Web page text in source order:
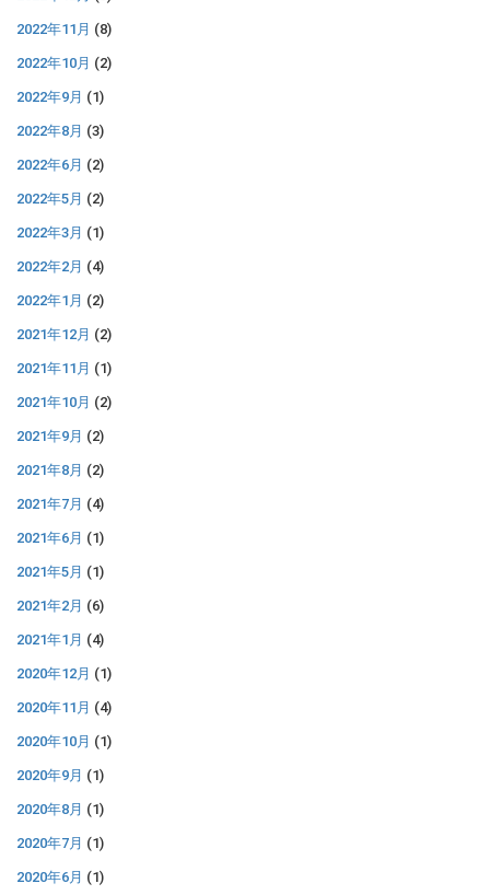
2022年11月 (8)
2022年10月 (2)
2022年9月 (1)
2022年8月 (3)
2022年6月 (2)
2022年5月 (2)
2022年3月 (1)
2022年2月 (4)
2022年1月 (2)
2021年12月 (2)
2021年11月 (1)
2021年10月 (2)
2021年9月 (2)
2021年8月 (2)
2021年7月 (4)
2021年6月 (1)
2021年5月 (1)
2021年2月 (6)
2021年1月 (4)
2020年12月 (1)
2020年11月 (4)
2020年10月 (1)
2020年9月 (1)
2020年8月 (1)
2020年7月 (1)
2020年6月 (1)